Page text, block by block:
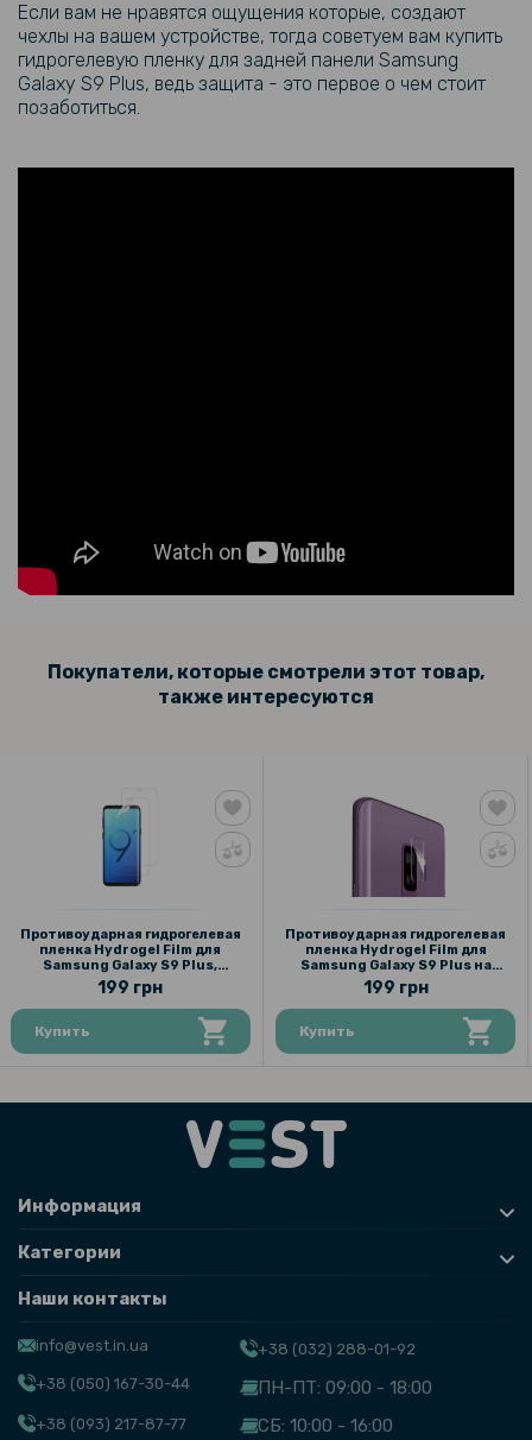
Если вам не нравятся ощущения которые, создают
чехлы на вашем устройстве, тогда советуем вам купить
гидрогелевую пленку для задней панели Samsung
Galaxy S9 Plus, ведь защита - это первое о чем стоит
позаботиться.
Покупатели, которые смотрели этот товар,
также интересуются
Противоударная гидрогелевая
пленка Hydrogel Film для
Samsung Galaxy S9 Plus,
Transparent
199 грн
Купить
Противоударная гидрогелевая
пленка Hydrogel Film для
Samsung Galaxy S9 Plus на
камеру 3 шт, Transparent
199 грн
Купить
Информация
Категории
Наши контакты
info@vest.in.ua
+38 (050) 167-30-44
+38 (093) 217-87-77
+38 (032) 288-01-92
ПН-ПТ: 09:00 - 18:00
СБ: 10:00 - 16:00